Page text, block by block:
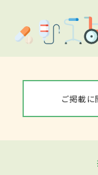
ご掲載